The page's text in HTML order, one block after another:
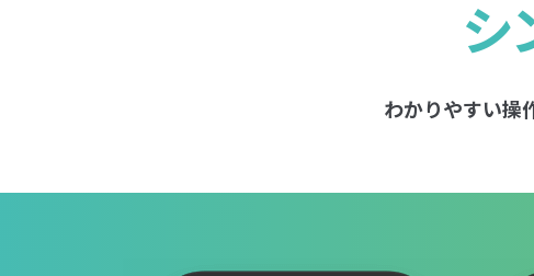
シ
わかりやすい操